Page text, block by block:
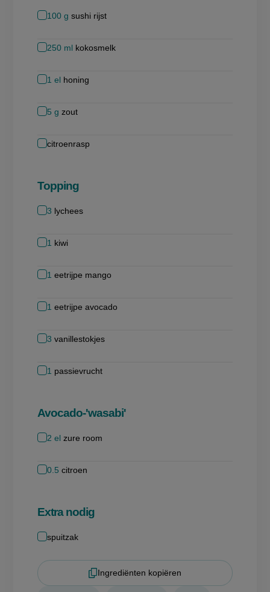
100 g sushi rijst
250 ml kokosmelk
1 el honing
5 g zout
citroenrasp
Topping
3 lychees
1 kiwi
1 eetrijpe mango
1 eetrijpe avocado
3 vanillestokjes
1 passievrucht
Avocado-'wasabi'
2 el zure room
0.5 citroen
Extra nodig
spuitzak
Ingrediënten kopiëren